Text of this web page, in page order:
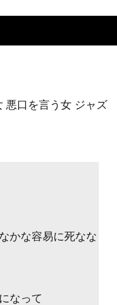
悪口を言う女 ジャズ
かな容易に死なな
なって